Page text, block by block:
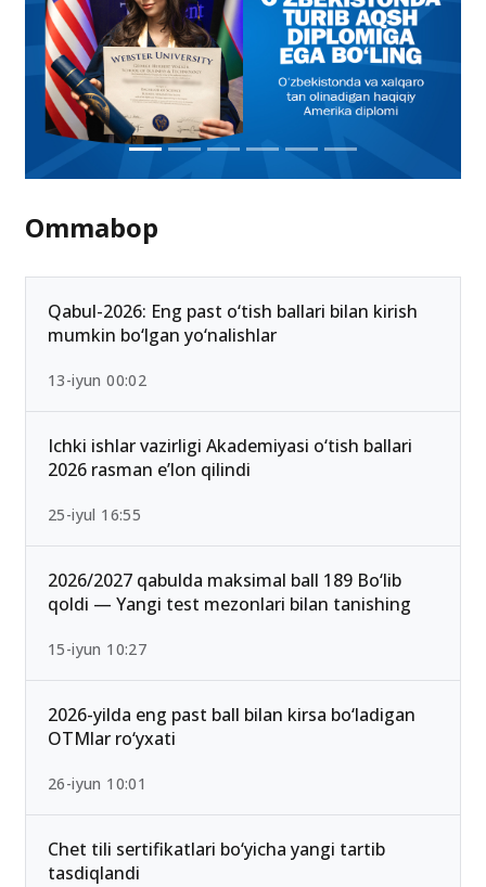
Ommabop
Qabul-2026: Eng past o‘tish ballari bilan kirish
mumkin bo‘lgan yo‘nalishlar
13-iyun 00:02
Ichki ishlar vazirligi Akademiyasi o‘tish ballari
2026 rasman e’lon qilindi
25-iyul 16:55
2026/2027 qabulda maksimal ball 189 Bo‘lib
qoldi — Yangi test mezonlari bilan tanishing
15-iyun 10:27
2026-yilda eng past ball bilan kirsa bo‘ladigan
OTMlar ro‘yxati
26-iyun 10:01